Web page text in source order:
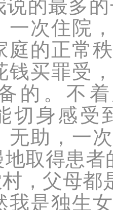
说的最多
一次住院
庭的正常
钱买罪受
的。不
切身感
无助，一
取得患者
，父母都
我是独生